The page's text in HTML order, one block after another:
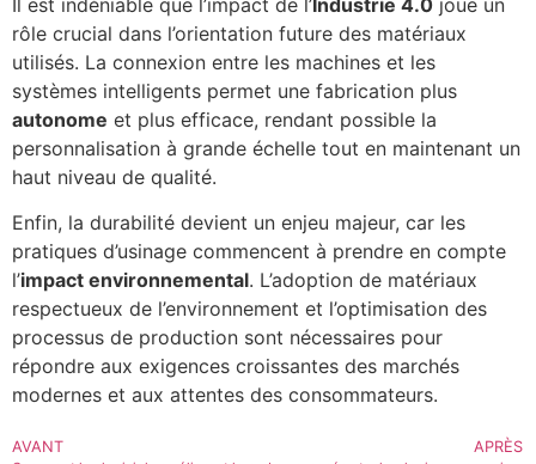
rôle crucial dans l’orientation future des matériaux
utilisés. La connexion entre les machines et les
systèmes intelligents permet une fabrication plus
autonome et plus efficace, rendant possible la
personnalisation à grande échelle tout en maintenant un
haut niveau de qualité.
Enfin, la durabilité devient un enjeu majeur, car les
pratiques d’usinage commencent à prendre en compte
l’impact environnemental. L’adoption de matériaux
respectueux de l’environnement et l’optimisation des
processus de production sont nécessaires pour
répondre aux exigences croissantes des marchés
modernes et aux attentes des consommateurs.
AVANT APRÈS